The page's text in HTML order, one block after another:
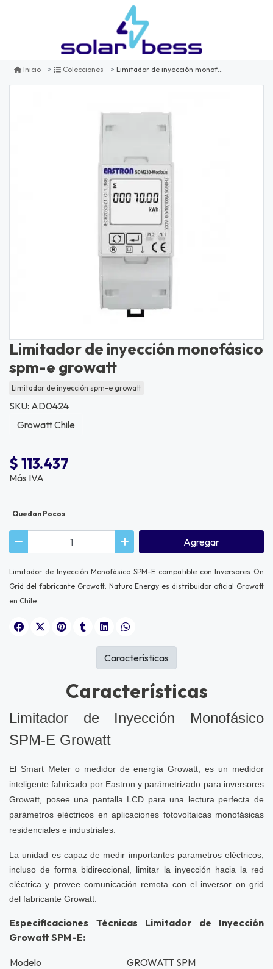
Inicio Colecciones Limitador de inyección monofásico spm-e growatt
Limitador de inyección monofásico
spm-e growatt
Limitador de inyección spm-e growatt
SKU: AD0424
Growatt Chile
$ 113.437
Más IVA
Quedan Pocos
Agregar
Limitador de Inyección Monofásico SPM-E compatible con Inversores On
Grid del fabricante Growatt. Natura Energy es distribuidor oficial Growatt
en Chile.
Características
Limitador de Inyección Monofásico
SPM-E Growatt
El Smart Meter o medidor de energía Growatt, es un medidor
inteligente fabricado por Eastron y parámetrizado para inversores
Growatt, posee una pantalla LCD para una lectura perfecta de
parámetros eléctricos en aplicaciones fotovoltaicas monofásicas
residenciales e industriales.
La unidad es capaz de medir importantes parametros eléctricos,
incluso de forma bidireccional, limitar la inyección hacia la red
eléctrica y provee comunicación remota con el inversor on grid
del fabricante Growatt.
Especificaciones Técnicas Limitador de Inyección
Growatt SPM-E:
Modelo
GROWATT SPM
Características